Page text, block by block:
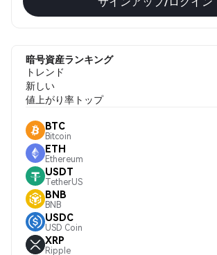
暗号資産ランキング
トレンド
新しい
値上がり率トップ
BTC
Bitcoin
ETH
Ethereum
USDT
TetherUS
BNB
BNB
USDC
USD Coin
XRP
Ripple